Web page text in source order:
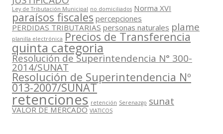
Ley de Tributación Municipal no domiciliados Norma XVI
paraísos fiscales percepciones
PERDIDAS TRIBUTARIAS personas naturales plame
planilla electrónica Precios de Transferencia
quinta categoria
Resolución de Superintendencia N° 300-
2014/SUNAT
Resolución de Superintendencia Nº
013-2007/SUNAT
retenciones retención Serenazgo sunat
VALOR DE MERCADO VIATICOS